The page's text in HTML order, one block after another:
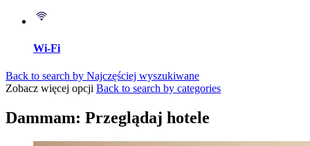
Wi-Fi
Back to search by Najczęściej wyszukiwane
Zobacz więcej opcji Back to search by categories
Dammam: Przeglądaj hotele